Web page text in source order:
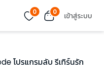
0 0 เข้าสู่ระบบ
โปรแกรมลับ รีเทิร์นรัก